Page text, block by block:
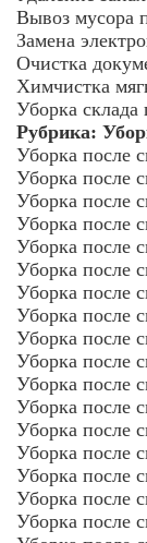
Вывоз мусора
Замена
Очистка
Химчистка
Уборка
Рубрика:
Уборка после
Уборка после
Уборка после
Уборка после
Уборка после
Уборка после
Уборка после
Уборка после
Уборка после
Уборка после
Уборка после
Уборка после
Уборка после
Уборка после
Уборка после
Уборка после
Уборка после